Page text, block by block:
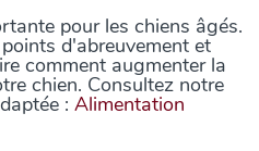
pour les chiens âgés.
d'abreuvement et
comment augmenter la
chien. Consultez notre
: Alimentation